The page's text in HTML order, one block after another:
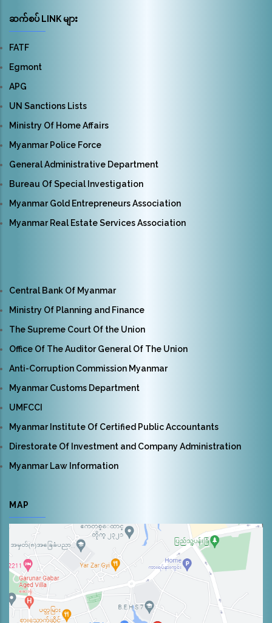
ဆက်စပ် LINK များ
FATF
Egmont
APG
UN Sanctions Lists
Ministry Of Home Affairs
Myanmar Police Force
General Administrative Department
Bureau Of Special Investigation
Myanmar Gold Entrepreneurs Association
Myanmar Real Estate Services Association
Central Bank Of Myanmar
Ministry Of Planning and Finance
The Supreme Court Of the Union
Office Of The Auditor General Of The Union
Anti-Corruption Commission Myanmar
Myanmar Customs Department
UMFCCI
Myanmar Institute Of Certified Public Accountants
Direstorate Of Investment and Company Administration
Myanmar Law Information
MAP